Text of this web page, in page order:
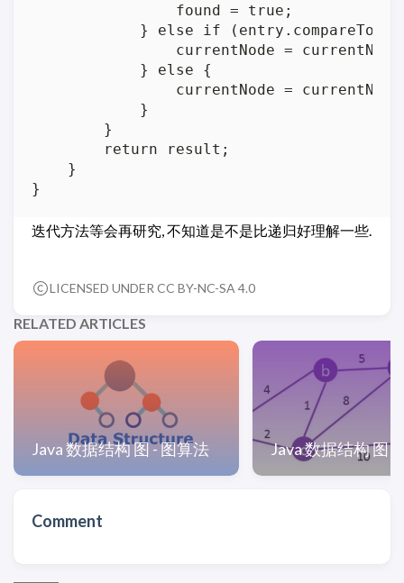
                found = true;
} else if
currentNode =
            } else {
currentNode =
            }
        }
        return result;
    }
迭代方法等会再研究, 不知道是不是比递归好理解一些.
LICENSED UNDER CC BY-NC-SA 4.0
RELATED ARTICLES
Java 数据结构 图 - 图算法 Java 数据结构 图 -
Comment